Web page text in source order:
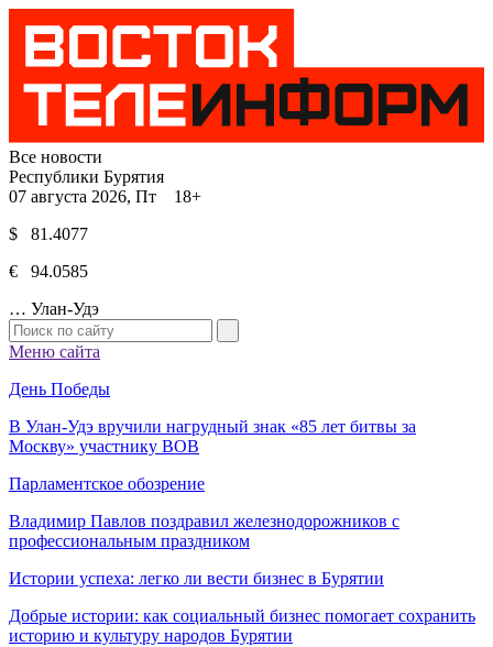
Все новости
Республики Бурятия
07 августа 2026, Пт 18+
$ 81.4077
€ 94.0585
… Улан-Удэ
Меню сайта
День Победы
В Улан-Удэ вручили нагрудный знак «85 лет битвы за
Москву» участнику ВОВ
Парламентское обозрение
Владимир Павлов поздравил железнодорожников с
профессиональным праздником
Истории успеха: легко ли вести бизнес в Бурятии
Добрые истории: как социальный бизнес помогает сохранить
историю и культуру народов Бурятии